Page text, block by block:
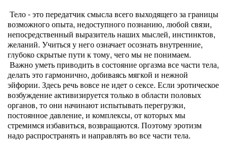
Тело - это передатчик смысла всего выходящего за границы
возможного опыта, недоступного познанию, любой связи,
непосредственный выразитель наших мыслей, инстинктов,
желаний. Учиться у него означает осознать внутренние,
глубоко скрытые пути к тому, чего мы не понимаем.
Важно уметь приводить в состояние оргазма все части тела,
делать это гармонично, добиваясь мягкой и нежной
эйфории. Здесь речь вовсе не идет о сексе. Если эротическое
возбуждение активизируется только в области половых
органов, то они начинают испытывать перегрузки,
постоянное давление, и комплексы, от которых мы
стремимся избавиться, возвращаются. Поэтому эротизм
надо распространять и направлять во все части тела.